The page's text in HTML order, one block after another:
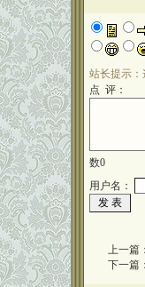
站长提示：
点 评：
数0
用户名：
上一篇：
下一篇：